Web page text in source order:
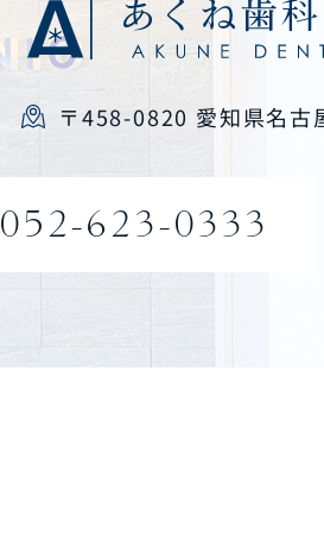
〒458-0820 愛知県名古
052-623-0333